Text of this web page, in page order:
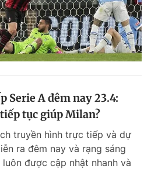
Serie A đêm nay 23.4:
tục giúp Milan?
truyền hình trực tiếp và dự
ra đêm nay và rạng sáng
được cập nhật nhanh và